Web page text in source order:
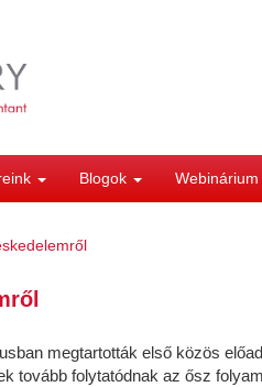
Blogok Webinárium
megtartották első közös
tovább folytatódnak az ősz